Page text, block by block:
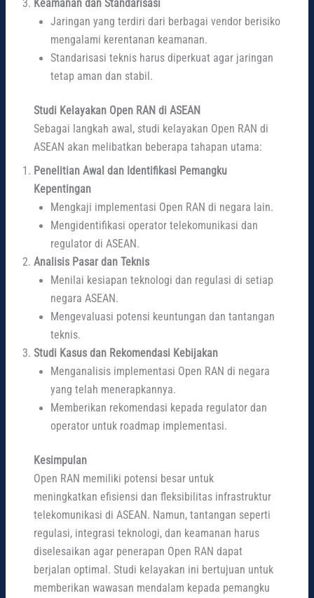
Keamanan dan Standarisasi
Jaringan yang terdiri dari berbagai vendor berisiko
mengalami kerentanan keamanan.
Standarisasi teknis harus diperkuat agar jaringan
tetap aman dan stabil.
Studi Kelayakan Open RAN di ASEAN
Sebagai langkah awal, studi kelayakan Open RAN di
ASEAN akan melibatkan beberapa tahapan utama:
Penelitian Awal dan Identifikasi Pemangku
Kepentingan
Mengkaji implementasi Open RAN di negara lain.
Mengidentifikasi operator telekomunikasi dan
regulator di ASEAN.
Analisis Pasar dan Teknis
Menilai kesiapan teknologi dan regulasi di setiap
negara ASEAN.
Mengevaluasi potensi keuntungan dan tantangan
teknis.
Studi Kasus dan Rekomendasi Kebijakan
Menganalisis implementasi Open RAN di negara
yang telah menerapkannya.
Memberikan rekomendasi kepada regulator dan
operator untuk roadmap implementasi.
Kesimpulan
Open RAN memiliki potensi besar untuk
meningkatkan efisiensi dan fleksibilitas infrastruktur
telekomunikasi di ASEAN. Namun, tantangan seperti
regulasi, integrasi teknologi, dan keamanan harus
diselesaikan agar penerapan Open RAN dapat
berjalan optimal. Studi kelayakan ini bertujuan untuk
memberikan wawasan mendalam kepada pemangku